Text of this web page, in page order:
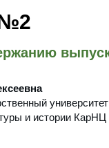
№2
университет
и истории